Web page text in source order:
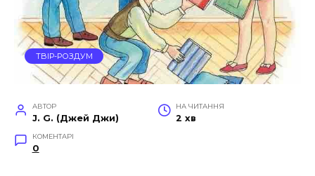
ТВІР-РОЗДУМ
АВТОР
J. G. (Джей Джи)
НА ЧИТАННЯ
2 хв
КОМЕНТАРІ
0